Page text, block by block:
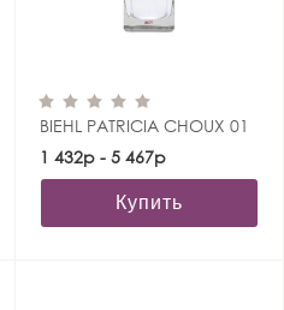
BIEHL PATRICIA CHOUX 01
1 432р - 5 467р
Купить